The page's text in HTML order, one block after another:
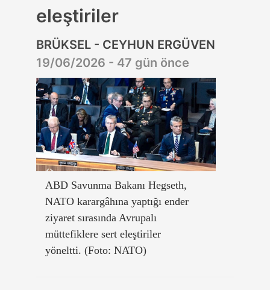
eleştiriler
BRÜKSEL - CEYHUN ERGÜVEN
19/06/2026 - 47 gün önce
ABD Savunma Bakanı Hegseth,
NATO karargâhına yaptığı ender
ziyaret sırasında Avrupalı
müttefiklere sert eleştiriler
yöneltti. (Foto: NATO)